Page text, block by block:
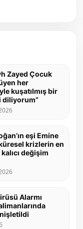
Zayed Çocuk
her
kuşatılmış bir
diliyorum”
eşi Emine
krizlerin en
değişim
Alarmı